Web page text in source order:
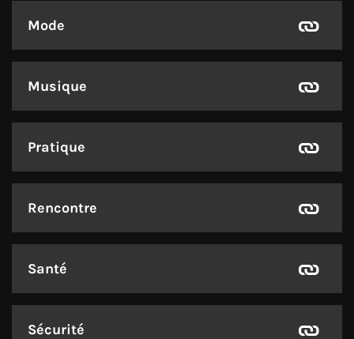
Mode
Musique
Pratique
Rencontre
Santé
Sécurité